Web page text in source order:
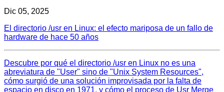
Dic 05, 2025
El directorio /usr en Linux: el efecto mariposa de un fallo de
hardware de hace 50 años
Descubre por qué el directorio /usr en Linux no es una
abreviatura de "User" sino de "Unix System Resources",
cómo surgió de una solución improvisada por la falta de
espacio en disco en 1971, y cómo el proceso de Usr Merge